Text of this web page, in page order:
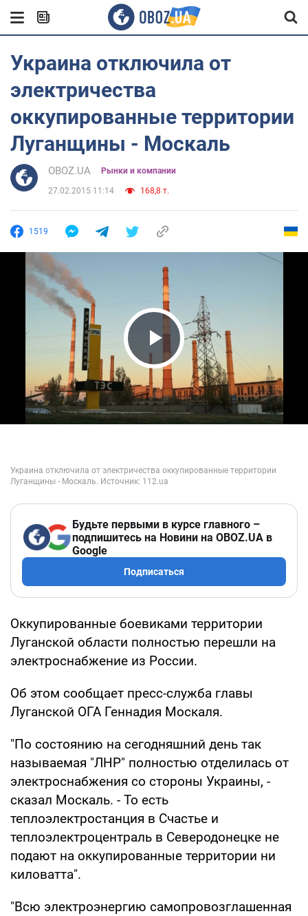
Украина отключила от
электричества
оккупированные территории
Луганщины - Москаль
OBOZ.UA Рынки и компании
27.02.2015 11:14 168,8 т.
1519
Play Video
Будьте первыми в курсе главного –
подпишитесь на Новини на OBOZ.UA в
Google
Подписаться
Оккупированные боевиками территории
Луганской области полностью перешли на
электроснабжение из России.
Об этом сообщает пресс-служба главы
Луганской ОГА Геннадия Москаля.
"По состоянию на сегодняшний день так
называемая "ЛНР" полностью отделилась от
электроснабжения со стороны Украины, -
сказал Москаль. - То есть
теплоэлектростанция в Счастье и
теплоэлектроцентраль в Северодонецке не
подают на оккупированные территории ни
киловатта".
"Всю электроэнергию самопровозглашенная